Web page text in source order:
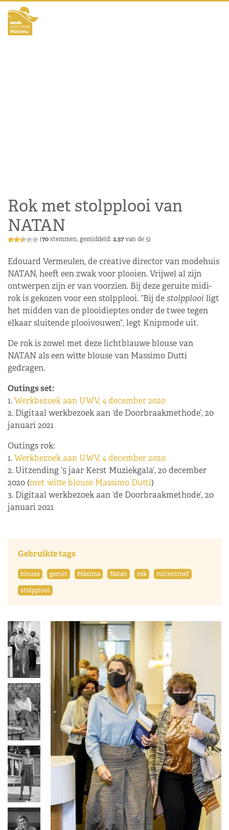
Rok met stolpplooi van
NATAN
(70stemmen, gemiddeld: 2,57van de 5)
Edouard Vermeulen, de creative director van modehuis
NATAN, heeft een zwak voor plooien. Vrijwel al zijn
ontwerpen zijn er van voorzien. Bij deze geruite midi-
rok is gekozen voor een stolpplooi. “Bij destolpplooi ligt
het midden van de plooidieptes onder de twee tegen
elkaar sluitende plooivouwen”, legt Knipmode uit.
De rok is zowel met deze lichtblauwe blouse van
NATAN als een witte blouse van Massimo Dutti
gedragen.
Outings set:
1.Werkbezoek aan UWV, 4 december 2020
2. Digitaal werkbezoek aan ‘de Doorbraakmethode’, 20
januari 2021
Outings rok:
1.Werkbezoek aan UWV, 4 december 2020
2. Uitzending ‘5 jaar Kerst Muziekgala’, 20 december
2020 (met witte blouse Massimo Dutti)
3. Digitaal werkbezoek aan ‘de Doorbraakmethode’, 20
januari 2021
Gebruikte tags
blouse geruit Máxima Natan rok
ruitentroef
stolpplooi